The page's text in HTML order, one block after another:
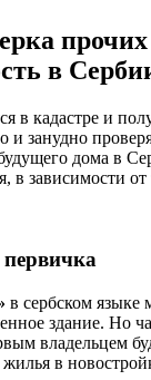
прочих
в
в кадастре и
и занудно
дома в
в зависимости
в сербском языке
здание. Но
владельцем
в